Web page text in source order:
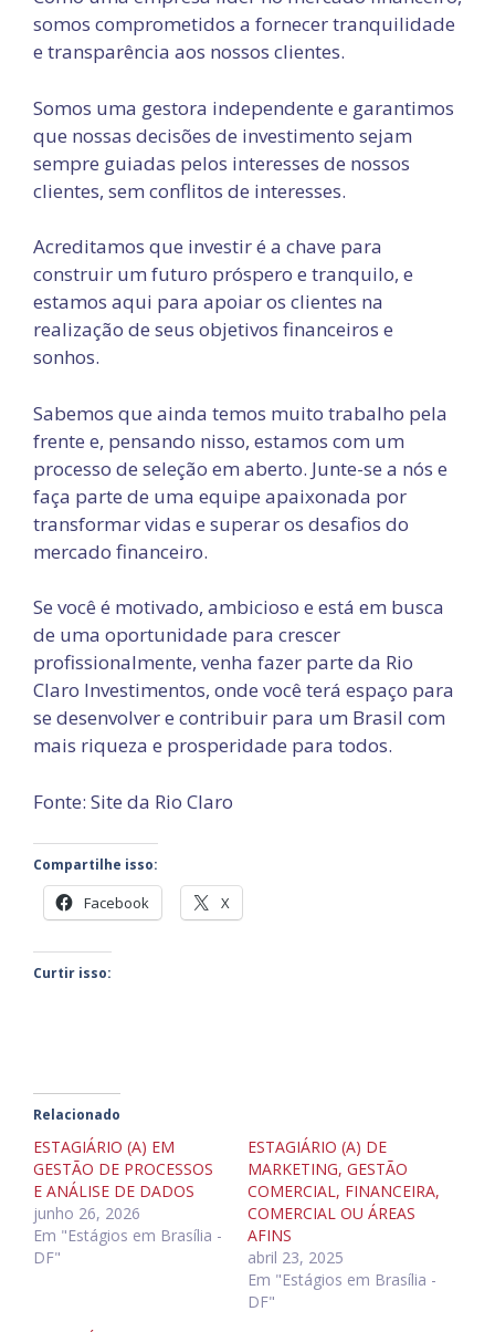
somos comprometidos a fornecer tranquilidade
e transparência aos nossos clientes.
Somos uma gestora independente e garantimos
que nossas decisões de investimento sejam
sempre guiadas pelos interesses de nossos
clientes, sem conflitos de interesses.
Acreditamos que investir é a chave para
construir um futuro próspero e tranquilo, e
estamos aqui para apoiar os clientes na
realização de seus objetivos financeiros e
sonhos.
Sabemos que ainda temos muito trabalho pela
frente e, pensando nisso, estamos com um
processo de seleção em aberto. Junte-se a nós e
faça parte de uma equipe apaixonada por
transformar vidas e superar os desafios do
mercado financeiro.
Se você é motivado, ambicioso e está em busca
de uma oportunidade para crescer
profissionalmente, venha fazer parte da Rio
Claro Investimentos, onde você terá espaço para
se desenvolver e contribuir para um Brasil com
mais riqueza e prosperidade para todos.
Fonte: Site da Rio Claro
Compartilhe isso:
Facebook X
Curtir isso:
Relacionado
ESTAGIÁRIO (A) EM
GESTÃO DE PROCESSOS
E ANÁLISE DE DADOS
junho 26, 2026
Em "Estágios em Brasília -
DF"
ESTAGIÁRIO (A) DE
MARKETING, GESTÃO
COMERCIAL, FINANCEIRA,
COMERCIAL OU ÁREAS
AFINS
abril 23, 2025
Em "Estágios em Brasília -
DF"